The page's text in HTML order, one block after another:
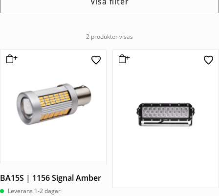
2 produkter visas
BA15S | 1156 Signal Amber
Leverans 1-2 dagar